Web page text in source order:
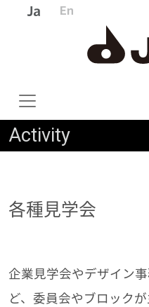
Activity
各種見学会
企業見学会やデザイン
ど、委員会やブロック